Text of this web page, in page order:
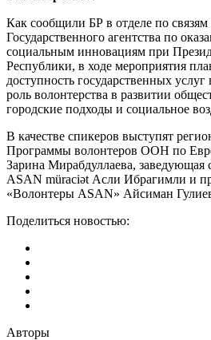
Как сообщили БР в отделе по
Государственного агентства по
социальным инновациям при
Республики, в ходе мероприятия
доступность государственных
роль волонтерства в развитии
городские подходы и социальное
В качестве спикеров выступят
Программы волонтеров ООН по
Зарина Мирабдуллаева, заведующая
ASAN müraciət Асли Ибрагимли и
«Волонтеры ASAN» Айсиман
Поделиться новостью:
Авторы